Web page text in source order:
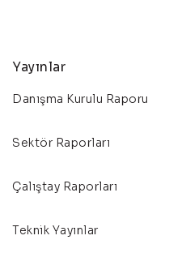
Yayınlar
Danışma Kurulu Raporu
Sektör Raporları
Çalıştay Raporları
Teknik Yayınlar